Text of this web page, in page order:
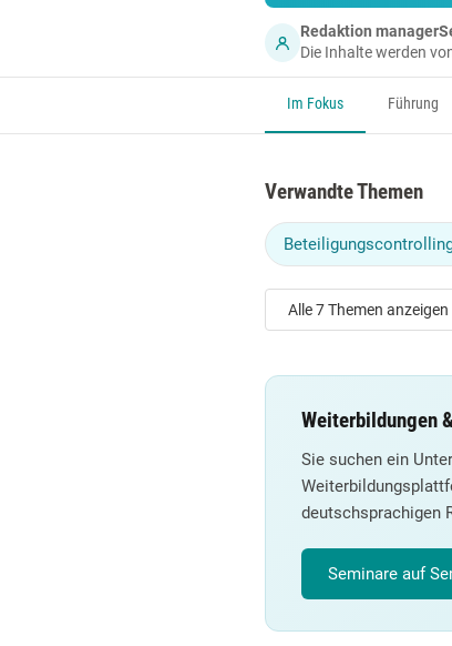
Redaktion
Die Inhalte werden
Im Fokus Führung
Verwandte Themen
Alle 7 Themen anzeigen
Weiterbildungen
Sie suchen ein
deutschsprachigen
Seminare auf